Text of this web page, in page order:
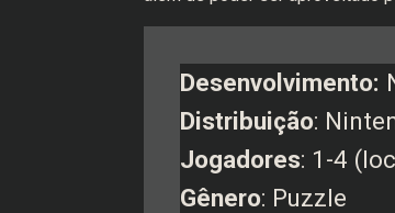
Desenvolvimento:
Distribuição:
Jogadores: 1-4
Gênero: Puzzle